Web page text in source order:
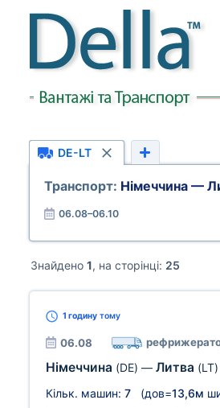
DE-LT
Транспорт: Німеччина —
06.08–06.10
Знайдено 1, на сторінці: 25
1 годинутому
06.08
Німеччина (DE) — Литва (LT)
Кільк. машин: 7(дов=13,6м